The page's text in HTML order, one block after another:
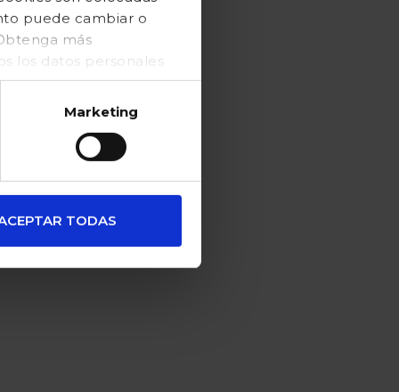
puede cambiar o
más
los datos personales
Marketing
TODAS